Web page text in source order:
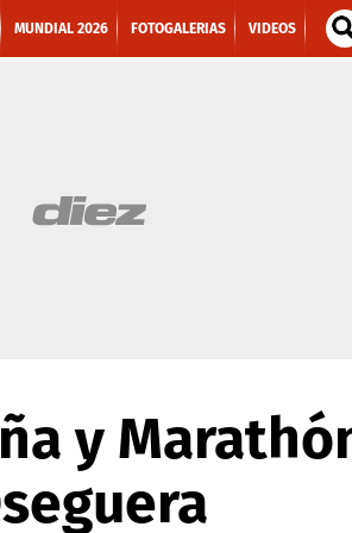
MUNDIAL 2026 FOTOGALERIAS VIDEOS
y